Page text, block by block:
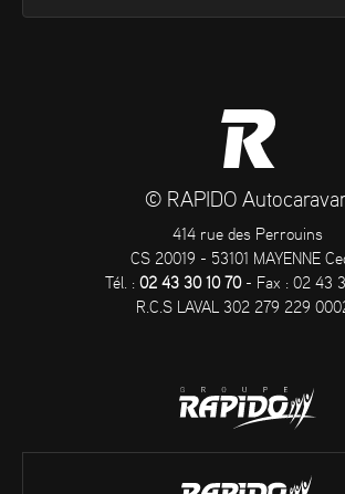
© RAPIDO
414 rue des Perrouins
CS 20019 - 53101 MAYENNE
Tél. : 02 43 30 10 70- Fax : 02 43
R.C.S LAVAL 302 279 229